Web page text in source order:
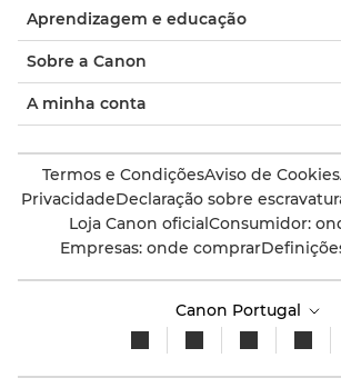
Aprendizagem e educação
Sobre a Canon
A minha conta
Termos e CondiçõesAviso de Cookies
PrivacidadeDeclaração sobre
Loja Canon oficialConsumidor:
Empresas: onde comprar
Canon Portugal